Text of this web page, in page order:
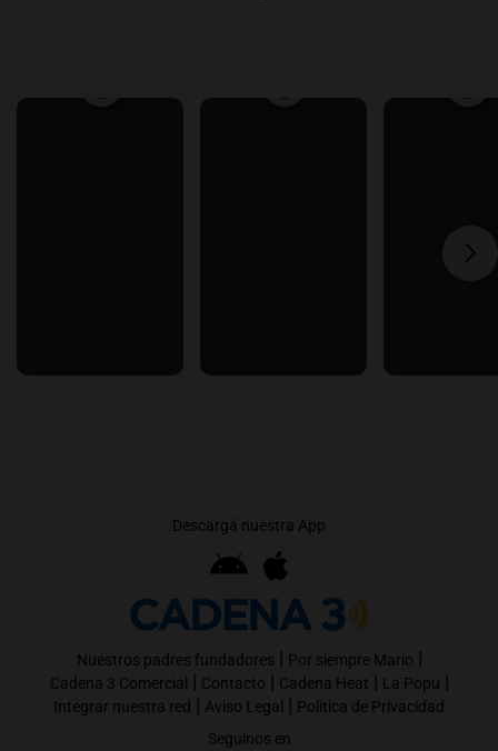
Descargá nuestra App
Nuestros padres fundadores | Por siempre Mario |
Cadena 3 Comercial | Contacto | Cadena Heat | La Popu |
Integrar nuestra red | Aviso Legal | Política de Privacidad
Seguinos en